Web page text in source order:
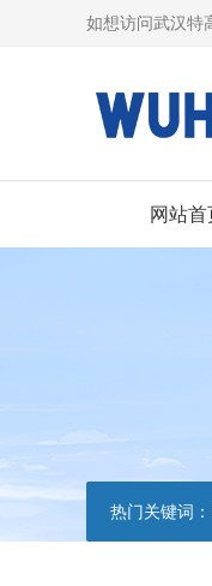
如想访问武汉特
网站首
热门关键词：